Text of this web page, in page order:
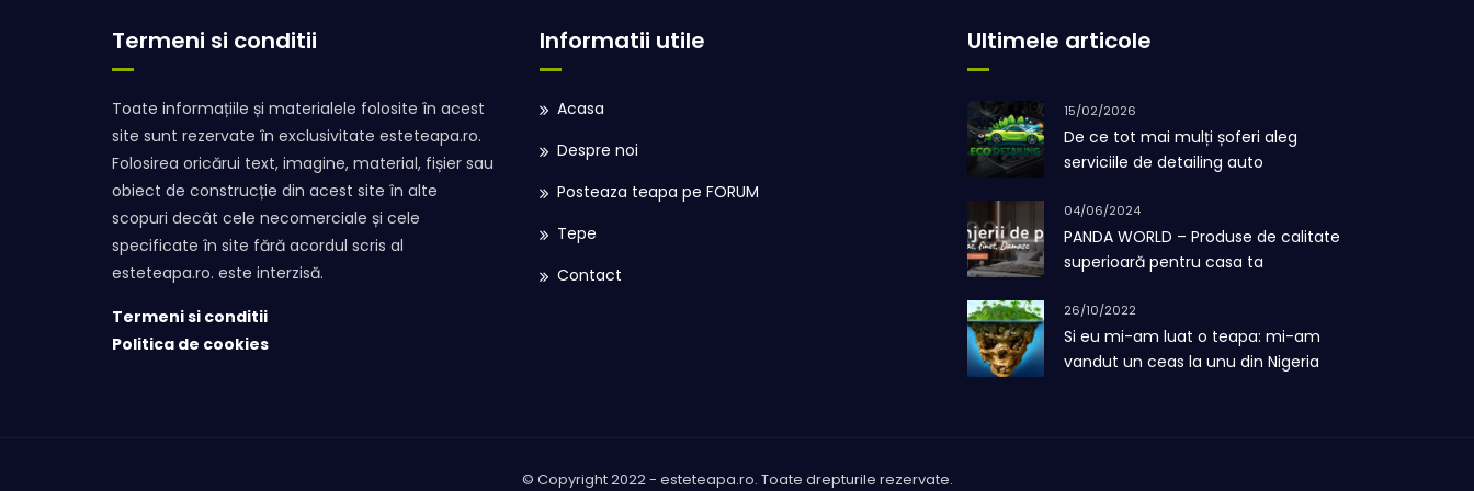
Termeni si conditii
Toate informațiile și materialele folosite în acest
site sunt rezervate în exclusivitate esteteapa.ro.
Folosirea oricărui text, imagine, material, fișier sau
obiect de construcție din acest site în alte
scopuri decât cele necomerciale și cele
specificate în site fără acordul scris al
esteteapa.ro. este interzisă.
Termeni si conditii
Politica de cookies
Informatii utile
Acasa
Despre noi
Posteaza teapa pe FORUM
Tepe
Contact
Ultimele articole
15/02/2026
De ce tot mai mulți șoferi aleg
serviciile de detailing auto
04/06/2024
PANDA WORLD – Produse de calitate
superioară pentru casa ta
26/10/2022
Si eu mi-am luat o teapa: mi-am
vandut un ceas la unu din Nigeria
© Copyright 2022 - esteteapa.ro. Toate drepturile rezervate.